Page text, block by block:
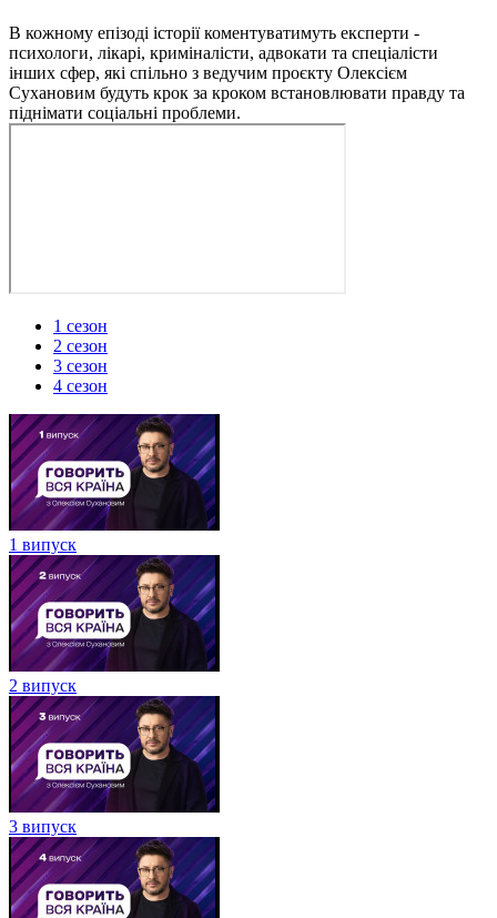
В кожному епізоді історії коментуватимуть експерти -
психологи, лікарі, криміналісти, адвокати та спеціалісти
інших сфер, які спільно з ведучим проєкту Олексієм
Сухановим будуть крок за кроком встановлювати правду та
піднімати соціальні проблеми.
1 сезон
2 сезон
3 сезон
4 сезон
1 випуск
2 випуск
3 випуск